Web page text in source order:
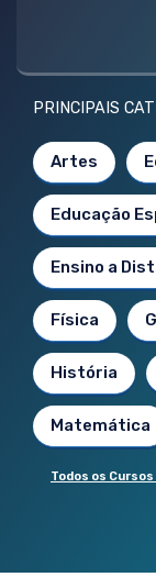
PRINCIPAIS
Artes
Educação
Ensino a
Física
História
Matemática
Todos os